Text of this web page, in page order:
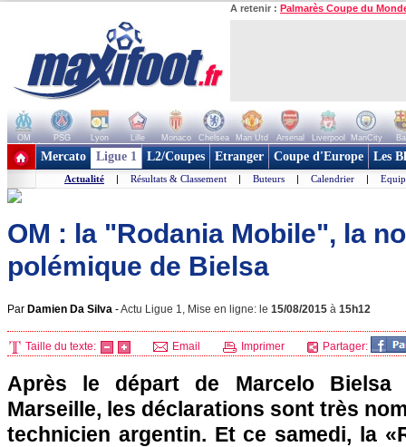
A retenir : Palmarès Coupe du
OM PSG Lyon Lille Monaco Chelsea Man Utd Arsenal Liverpool ManCity
+ de clubs
Mercato Ligue 1 L2/Coupes Etranger Coupe d'Europe Les
Actualité | Résultats & Classement | Buteurs | Calendrier |
OM : la "Rodania Mobile", la
polémique de Bielsa
Par Damien Da Silva -Actu Ligue 1, Mise en ligne: le 15/08/2015 à 15h12
Taille du texte: Email Imprimer Partager:
Après le départ de Marcelo Bielsa
Marseille, les déclarations sont très
technicien argentin. Et ce samedi, la